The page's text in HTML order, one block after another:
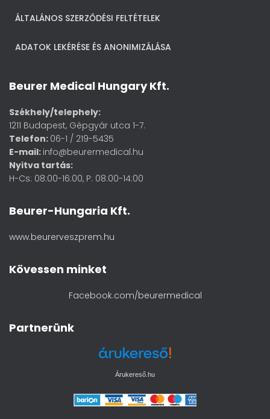
ÁLTALÁNOS SZERZŐDÉSI FELTÉTELEK
ADATOK LEKÉRÉSE ÉS ANONIMIZÁLÁSA
Beurer Medical Hungary Kft.
Székhely/telephely:
1211 Budapest, Gépgyár utca 1-7.
Telefon: 06-1 / 219-5435
E-mail: info@beurermedical.hu
Nyitva tartás:
H-Cs: 08:00-16:00, P: 08:00-14:00
Beurer-Hungaria Kft.
www.beurerveszprem.hu
Kövessen minket
Facebook.com/beurermedical
Partnerünk
Árukereső.hu